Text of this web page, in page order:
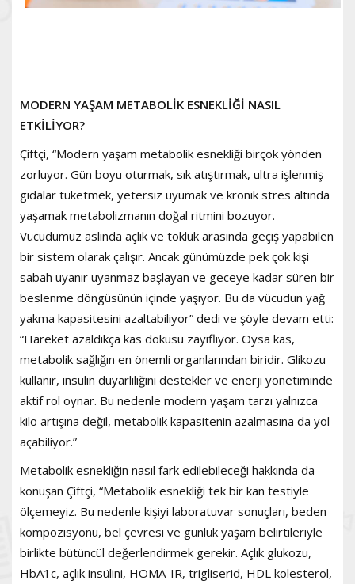
MODERN YAŞAM METABOLİK ESNEKLİĞİ NASIL
ETKİLİYOR?
Çiftçi, “Modern yaşam metabolik esnekliği birçok yönden
zorluyor. Gün boyu oturmak, sık atıştırmak, ultra işlenmiş
gıdalar tüketmek, yetersiz uyumak ve kronik stres altında
yaşamak metabolizmanın doğal ritmini bozuyor.
Vücudumuz aslında açlık ve tokluk arasında geçiş yapabilen
bir sistem olarak çalışır. Ancak günümüzde pek çok kişi
sabah uyanır uyanmaz başlayan ve geceye kadar süren bir
beslenme döngüsünün içinde yaşıyor. Bu da vücudun yağ
yakma kapasitesini azaltabiliyor” dedi ve şöyle devam etti:
“Hareket azaldıkça kas dokusu zayıflıyor. Oysa kas,
metabolik sağlığın en önemli organlarından biridir. Glikozu
kullanır, insülin duyarlılığını destekler ve enerji yönetiminde
aktif rol oynar. Bu nedenle modern yaşam tarzı yalnızca
kilo artışına değil, metabolik kapasitenin azalmasına da yol
açabiliyor.”
Metabolik esnekliğin nasıl fark edilebileceği hakkında da
konuşan Çiftçi, “Metabolik esnekliği tek bir kan testiyle
ölçemeyiz. Bu nedenle kişiyi laboratuvar sonuçları, beden
kompozisyonu, bel çevresi ve günlük yaşam belirtileriyle
birlikte bütüncül değerlendirmek gerekir. Açlık glukozu,
HbA1c, açlık insülini, HOMA-IR, trigliserid, HDL kolesterol,